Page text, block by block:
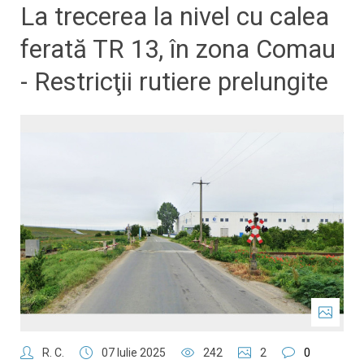
La trecerea la nivel cu calea
ferată TR 13, în zona Comau
- Restricţii rutiere prelungite
R. C. 07 Iulie 2025 242 2
0